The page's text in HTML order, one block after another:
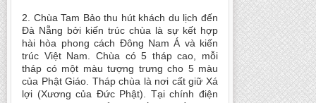
2. Chùa Tam Bảo thu hút khách du lịch đến
Đà Nẵng bởi kiến trúc chùa là sự kết hợp
hài hòa phong cách Đông Nam Á và kiến
trúc Việt Nam. Chùa có 5 tháp cao, mỗi
tháp có một màu tượng trưng cho 5 màu
của Phật Giáo. Tháp chùa là nơi cất giữ Xá
lợi (Xương của Đức Phật). Tại chính điện